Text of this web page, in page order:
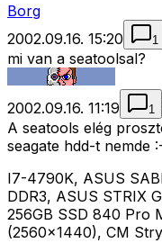
Borg
2002.09.16. 15:20
1
mi van a seatoolsal?
2002.09.16. 11:19 1
A seatools elég
seagate hdd-t nemde
I7-4790K, ASUS
DDR3, ASUS STRIX
256GB SSD 840 Pro
(2560x1440), CM